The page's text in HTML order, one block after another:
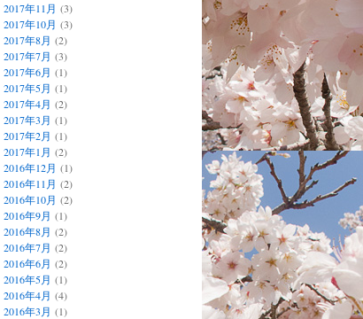
2017年11月 (3)
2017年10月 (3)
2017年8月 (2)
2017年7月 (3)
2017年6月 (1)
2017年5月 (1)
2017年4月 (2)
2017年3月 (1)
2017年2月 (1)
2017年1月 (2)
2016年12月 (1)
2016年11月 (2)
2016年10月 (2)
2016年9月 (1)
2016年8月 (2)
2016年7月 (2)
2016年6月 (2)
2016年5月 (1)
2016年4月 (4)
2016年3月 (1)